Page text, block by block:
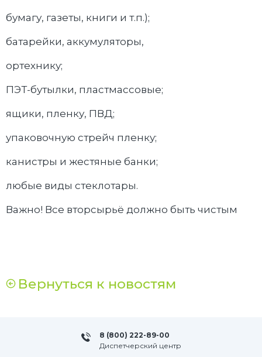
бумагу, газеты, книги и т.п.);
батарейки, аккумуляторы,
ортехнику;
ПЭТ-бутылки, пластмассовые;
ящики, пленку, ПВД;
упаковочную стрейч пленку;
канистры и жестяные банки;
любые виды стеклотары.
Важно! Все вторсырьё должно быть чистым
Вернуться к новостям
8 (800) 222-89-00
Диспетчерский центр